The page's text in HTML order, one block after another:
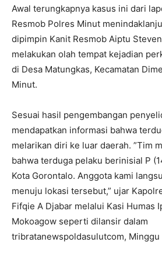
​Awal terungkapnya kasus ini dari
Resmob Polres Minut
dipimpin Kanit Resmob Aiptu
melakukan olah tempat kejadian
di Desa Matungkas, Kecamatan
Minut.
​Sesuai hasil pengembangan
mendapatkan informasi bahwa
melarikan diri ke luar daerah. ​”Tim
bahwa terduga pelaku berinisial P
Kota Gorontalo. Anggota kami
menuju lokasi tersebut,” ujar
Fifqie A Djabar melalui Kasi Humas
Mokoagow seperti dilansir dalam
tribratanewspoldasulutcom, Minggu